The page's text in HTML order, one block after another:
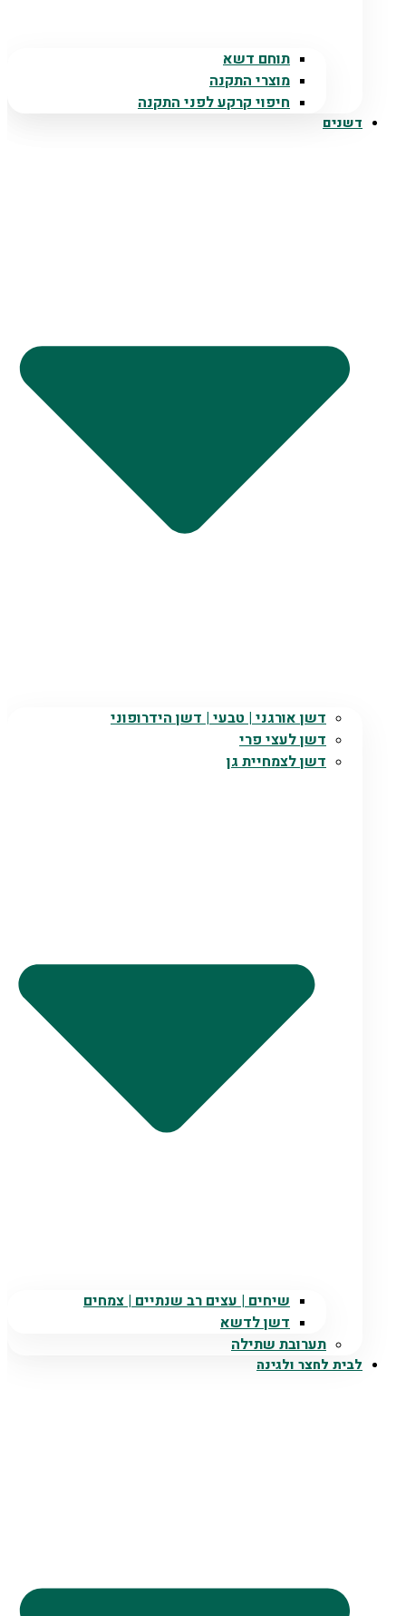
תוחם דשא
מוצרי התקנה
חיפוי קרקע לפני התקנה
דשנים
דשן אורגני | טבעי | דשן הידרופוני
דשן לעצי פרי
דשן לצמחיית גן
שיחים | עצים רב שנתיים | צמחים
דשן לדשא
תערובת שתילה
לבית לחצר ולגינה